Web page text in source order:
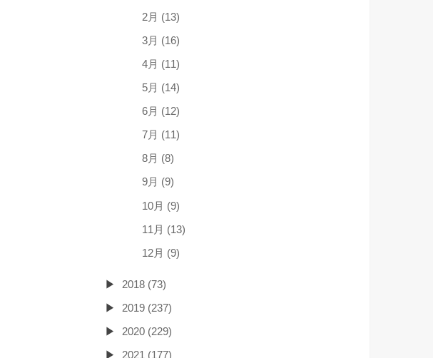
2月 (13)
3月 (16)
4月 (11)
5月 (14)
6月 (12)
7月 (11)
8月 (8)
9月 (9)
10月 (9)
11月 (13)
12月 (9)
2018 (73)
2019 (237)
2020 (229)
2021 (177)